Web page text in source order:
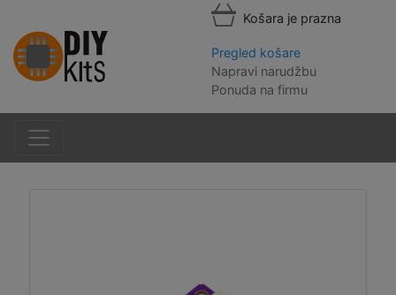
Košara je prazna
Pregled košare
Napravi narudžbu
Ponuda na firmu